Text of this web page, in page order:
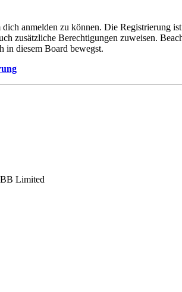
anmelden zu können. Die
zusätzliche Berechtigungen zuweisen.
in diesem Board bewegst.
Limited